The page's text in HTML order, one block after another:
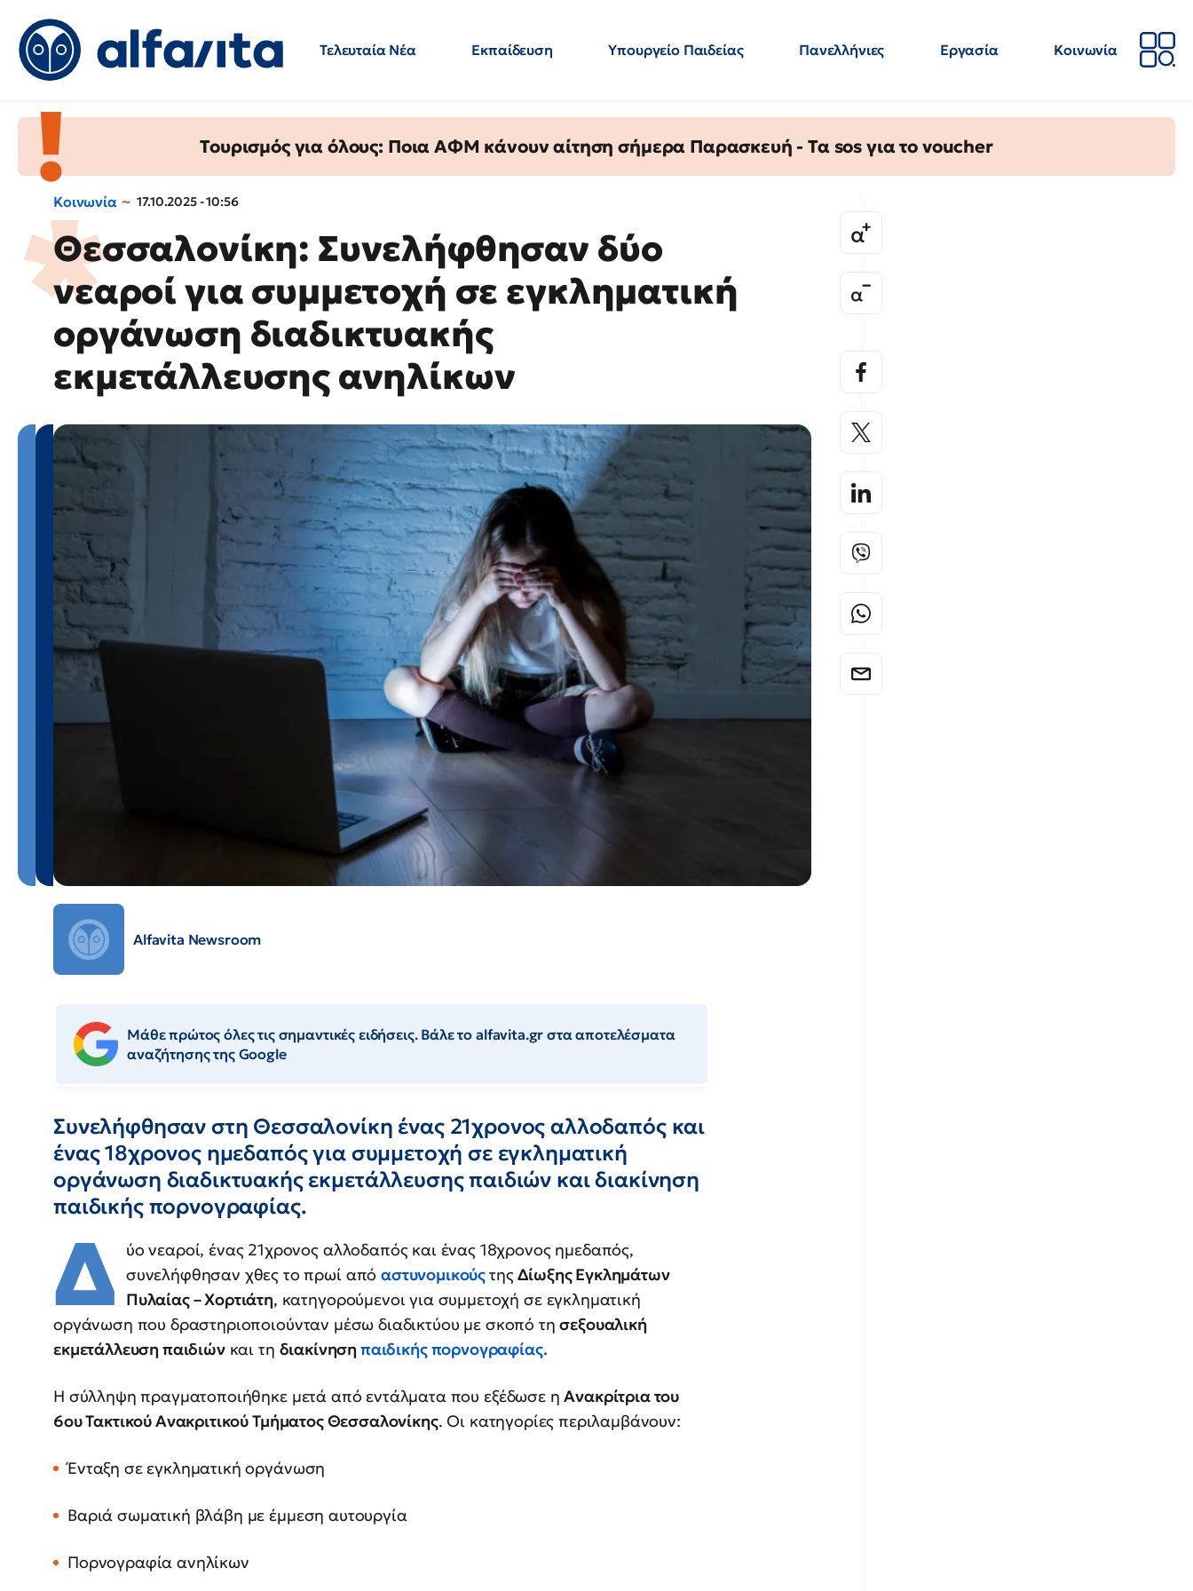
Τελευταία Νέα Εκπαίδευση Υπουργείο Παιδείας Πανελλήνιες Εργασία
Κοινωνία
Τουρισμός για όλους: Ποια ΑΦΜ κάνουν αίτηση σήμερα Παρασκευή - Τα sos για το voucher
Κοινωνία 17.10.2025 - 10:56
Θεσσαλονίκη: Συνελήφθησαν δύο
νεαροί για συμμετοχή σε εγκληματική
οργάνωση διαδικτυακής
εκμετάλλευσης ανηλίκων
Alfavita Newsroom
Μάθε πρώτος όλες τις σημαντικές ειδήσεις. Βάλε το alfavita.gr στα αποτελέσματα
αναζήτησης της Google
Συνελήφθησαν στη Θεσσαλονίκη ένας 21χρονος αλλοδαπός και
ένας 18χρονος ημεδαπός για συμμετοχή σε εγκληματική
οργάνωση διαδικτυακής εκμετάλλευσης παιδιών και διακίνηση
παιδικής πορνογραφίας.
Δ
ύο νεαροί, ένας 21χρονος αλλοδαπός και ένας 18χρονος ημεδαπός,
συνελήφθησαν χθες το πρωί απόαστυνομικούςτηςΔίωξης Εγκλημάτων
Πυλαίας – Χορτιάτη, κατηγορούμενοι για συμμετοχή σε εγκληματική
οργάνωση που δραστηριοποιούνταν μέσω διαδικτύου με σκοπό τησεξουαλική
εκμετάλλευση παιδιώνκαι τη διακίνηση παιδικής πορνογραφίας.
Η σύλληψη πραγματοποιήθηκε μετά από εντάλματα που εξέδωσε ηΑνακρίτρια του
6ου Τακτικού Ανακριτικού Τμήματος Θεσσαλονίκης. Οι κατηγορίες περιλαμβάνουν:
Ένταξη σε εγκληματική οργάνωση
Βαριά σωματική βλάβη με έμμεση αυτουργία
Πορνογραφία ανηλίκων